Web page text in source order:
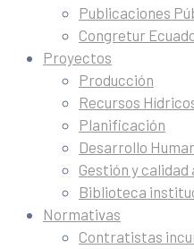
Publicaciones
Congretur
Proyectos
Producción
Recursos
Planificación
Desarrollo
Gestión y
Biblioteca
Normativas
Contratistas